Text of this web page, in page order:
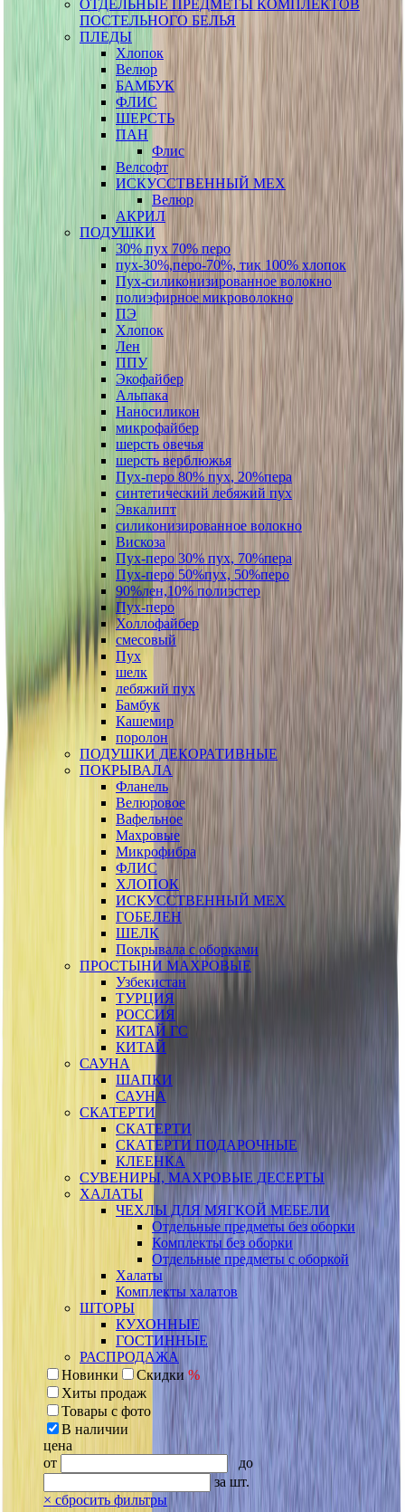
ОТДЕЛЬНЫЕ ПРЕДМЕТЫ КОМПЛЕКТОВ
ПОСТЕЛЬНОГО БЕЛЬЯ
ПЛЕДЫ
Хлопок
Велюр
БАМБУК
ФЛИС
ШЕРСТЬ
ПАН
Флис
Велсофт
ИСКУССТВЕННЫЙ МЕХ
Велюр
АКРИЛ
ПОДУШКИ
30% пух 70% перо
пух-30%,перо-70%, тик 100% хлопок
Пух-силиконизированное волокно
полиэфирное микроволокно
ПЭ
Хлопок
Лен
ППУ
Экофайбер
Альпака
Наносиликон
микрофайбер
шерсть овечья
шерсть верблюжья
Пух-перо 80% пух, 20%пера
синтетический лебяжий пух
Эвкалипт
силиконизированное волокно
Вискоза
Пух-перо 30% пух, 70%пера
Пух-перо 50%пух, 50%перо
90%лен,10% полиэстер
Пух-перо
Холлофайбер
смесовый
Пух
шелк
лебяжий пух
Бамбук
Кашемир
поролон
ПОДУШКИ ДЕКОРАТИВНЫЕ
ПОКРЫВАЛА
Фланель
Велюровое
Вафельное
Махровые
Микрофибра
ФЛИС
ХЛОПОК
ИСКУССТВЕННЫЙ МЕХ
ГОБЕЛЕН
ШЕЛК
Покрывала с оборками
ПРОСТЫНИ МАХРОВЫЕ
Узбекистан
ТУРЦИЯ
РОССИЯ
КИТАЙ ГС
КИТАЙ
САУНА
ШАПКИ
САУНА
СКАТЕРТИ
СКАТЕРТИ
СКАТЕРТИ ПОДАРОЧНЫЕ
КЛЕЕНКА
СУВЕНИРЫ, МАХРОВЫЕ ДЕСЕРТЫ
ХАЛАТЫ
ЧЕХЛЫ ДЛЯ МЯГКОЙ МЕБЕЛИ
Отдельные предметы без оборки
Комплекты без оборки
Отдельные предметы с оборкой
Халаты
Комплекты халатов
ШТОРЫ
КУХОННЫЕ
ГОСТИННЫЕ
РАСПРОДАЖА
Новинки
Скидки %
Хиты продаж
Товары с фото
В наличии
цена
от
до
за шт.
× сбросить фильтры